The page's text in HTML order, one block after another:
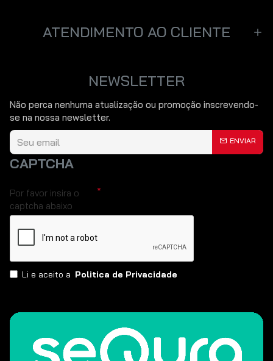
ATENDIMENTO AO CLIENTE
NEWSLETTER
Não perca nenhuma atualização ou promoção inscrevendo-
se na nossa newsletter.
ENVIAR
CAPTCHA
Por favor insira o
captcha abaixo
Li e aceito a Politica de Privacidade